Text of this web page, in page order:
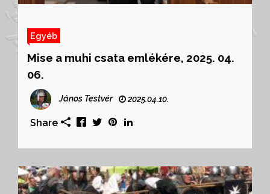
Egyéb
Mise a muhi csata emlékére, 2025. 04.
06.
János Testvér 2025.04.10.
Share